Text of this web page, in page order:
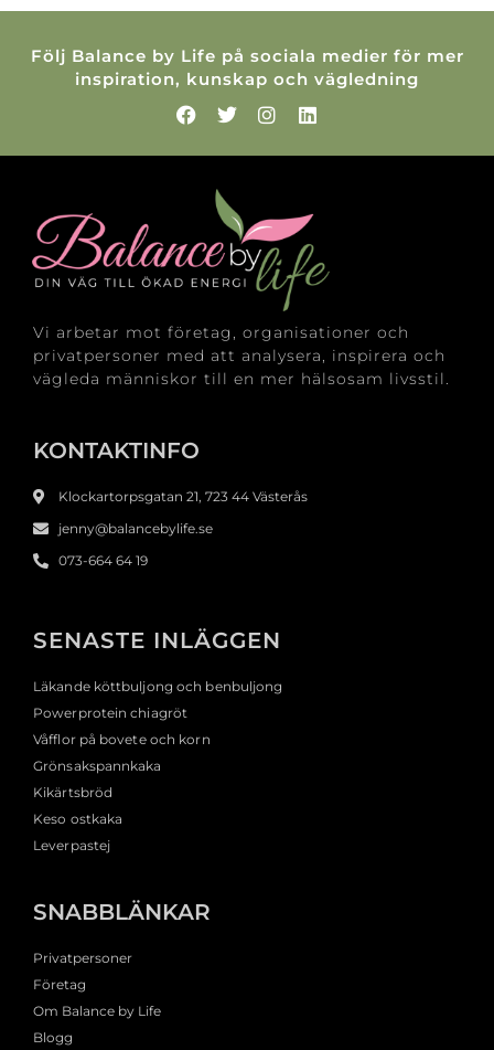
Följ Balance by Life på sociala medier för mer
inspiration, kunskap och vägledning
Vi arbetar mot företag, organisationer och
privatpersoner med att analysera, inspirera och
vägleda människor till en mer hälsosam livsstil.
KONTAKTINFO
Klockartorpsgatan 21, 723 44 Västerås
jenny@balancebylife.se
073-664 64 19
SENASTE INLÄGGEN
Läkande köttbuljong och benbuljong
Powerprotein chiagröt
Våfflor på bovete och korn
Grönsakspannkaka
Kikärtsbröd
Keso ostkaka
Leverpastej
SNABBLÄNKAR
Privatpersoner
Företag
Om Balance by Life
Blogg